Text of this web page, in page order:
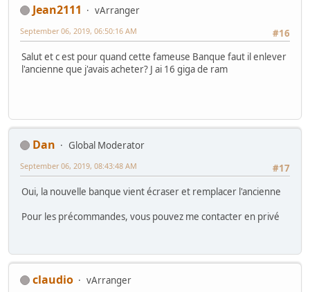
Jean2111
vArranger
#16
September 06, 2019, 06:50:16 AM
Salut et c est pour quand cette fameuse Banque faut il enlever
l'ancienne que j'avais acheter? J ai 16 giga de ram
Dan
Global Moderator
#17
September 06, 2019, 08:43:48 AM
Oui, la nouvelle banque vient écraser et remplacer l'ancienne
Pour les précommandes, vous pouvez me contacter en privé
claudio
vArranger